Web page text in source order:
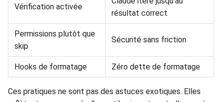
Vérification activée
résultat correct
Permissions plutôt que
skip
Sécurité sans friction
Hooks de formatage Zéro dette de formatage
Ces pratiques ne sont pas des astuces exotiques. Elles